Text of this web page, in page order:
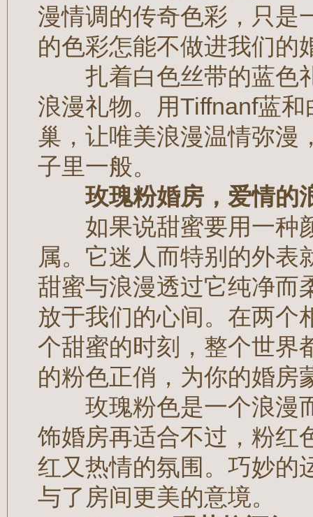
漫情调的传奇色彩，只是
的色彩怎能不做进我们的
扎着白色丝带的蓝色
浪漫礼物。用Tiffnanf蓝
巢，让唯美浪漫温情弥漫
子里一般。
玫瑰粉婚房，爱情的
如果说甜蜜要用一种
属。它迷人而特别的外表
甜蜜与浪漫透过它纯净而
放于我们的心间。在两个
个甜蜜的时刻，整个世界
的粉色正俏，为你的婚房
玫瑰粉色是一个浪漫
饰婚房再适合不过，粉红
红又热情的氛围。巧妙的
与了房间更美的意境。